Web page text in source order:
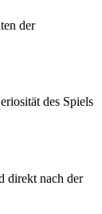
der
des Spiels
direkt nach der